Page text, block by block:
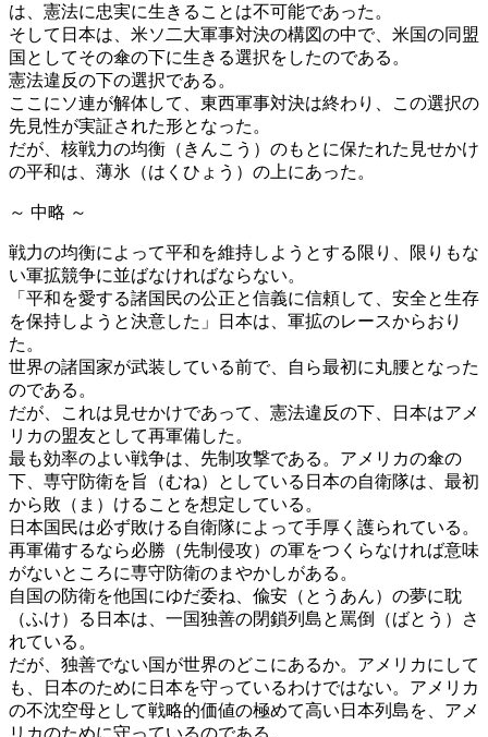
は、憲法に忠実に生きることは不可能であった。
そして日本は、米ソ二大軍事対決の構図の中で、米国の同盟
国としてその傘の下に生きる選択をしたのである。
憲法違反の下の選択である。
ここにソ連が解体して、東西軍事対決は終わり、この選択の
先見性が実証された形となった。
だが、核戦力の均衡（きんこう）のもとに保たれた見せかけ
の平和は、薄氷（はくひょう）の上にあった。
～ 中略 ～
戦力の均衡によって平和を維持しようとする限り、限りもな
い軍拡競争に並ばなければならない。
「平和を愛する諸国民の公正と信義に信頼して、安全と生存
を保持しようと決意した」日本は、軍拡のレースからおり
た。
世界の諸国家が武装している前で、自ら最初に丸腰となった
のである。
だが、これは見せかけであって、憲法違反の下、日本はアメ
リカの盟友として再軍備した。
最も効率のよい戦争は、先制攻撃である。アメリカの傘の
下、専守防衛を旨（むね）としている日本の自衛隊は、最初
から敗（ま）けることを想定している。
日本国民は必ず敗ける自衛隊によって手厚く護られている。
再軍備するなら必勝（先制侵攻）の軍をつくらなければ意味
がないところに専守防衛のまやかしがある。
自国の防衛を他国にゆだ委ね、偸安（とうあん）の夢に耽
（ふけ）る日本は、一国独善の閉鎖列島と罵倒（ばとう）さ
れている。
だが、独善でない国が世界のどこにあるか。アメリカにして
も、日本のために日本を守っているわけではない。アメリカ
の不沈空母として戦略的価値の極めて高い日本列島を、アメ
リカのために守っているのである。